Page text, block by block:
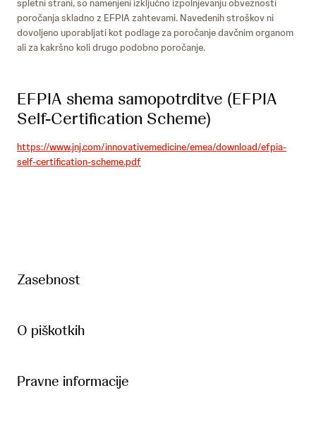
spletni strani, so namenjeni izključno izpolnjevanju obveznosti
poročanja skladno z EFPIA zahtevami. Navedenih stroškov ni
dovoljeno uporabljati kot podlage za poročanje davčnim organom
ali za kakršno koli drugo podobno poročanje.
EFPIA shema samopotrditve (EFPIA
Self-Certification Scheme)
https://www.jnj.com/innovativemedicine/emea/download/efpia-
self-certification-scheme.pdf
Zasebnost
O piškotkih
Pravne informacije